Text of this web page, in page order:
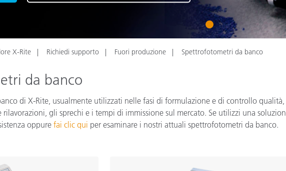
Carta
Materiali per
1
X-Rite Richiedi supporto Fuori produzione Spettrofotometri da banco
da banco
di X-Rite, usualmente utilizzati nelle fasi di formulazione e di controllo
gli sprechi e i tempi di immissione sul mercato. Se utilizzi una
oppurefai clic qui per esaminare i nostri attuali spettrofotometri da banco.